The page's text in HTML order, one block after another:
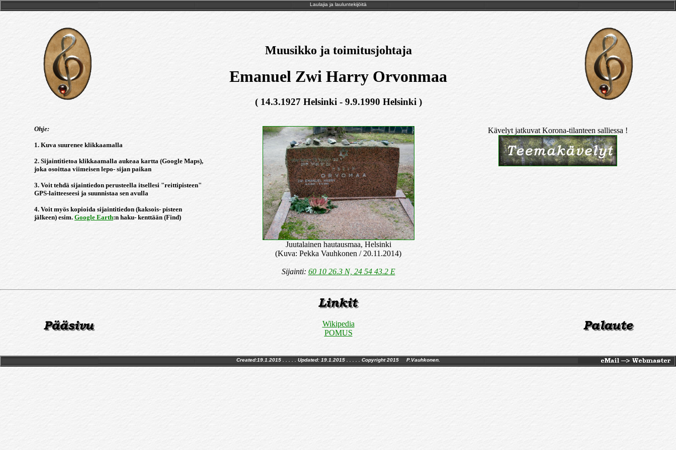
Laulajia ja lauluntekijöitä
Muusikko ja toimitusjohtaja
Emanuel Zwi Harry Orvonmaa
( 14.3.1927 Helsinki - 9.9.1990 Helsinki )
Ohje:
1. Kuva suurenee klikkaamalla
2. Sijaintitietoa klikkaamalla aukeaa kartta (Google Maps),
joka osoittaa viimeisen lepo- sijan paikan
3. Voit tehdä sijaintiedon perusteella itsellesi "reittipisteen"
GPS-laitteeseesi ja suunnistaa sen avulla
4. Voit myös kopioida sijaintitiedon (kaksois- pisteen
jälkeen) esim. Google Earth:n haku- kenttään (Find)
Juutalainen hautausmaa, Helsinki
(Kuva: Pekka Vauhkonen / 20.11.2014)
Sijainti: 60 10 26.3 N, 24 54 43.2 E
Kävelyt jatkuvat Korona-tilanteen salliessa !
Wikipedia
POMUS
Created:19.1.2015 . . . . . Updated: 19.1.2015. . . . . Copyright 2015 P.Vauhkonen.